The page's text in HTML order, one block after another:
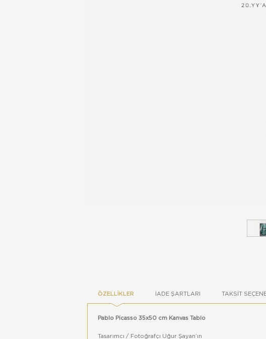
ÖZELLIKLER İADE ŞARTLARI TAKSIT
Pablo Picasso 35x50 cm Kanvas Tablo
Tasarımcı / Fotoğrafçı Uğur Şayan’ın